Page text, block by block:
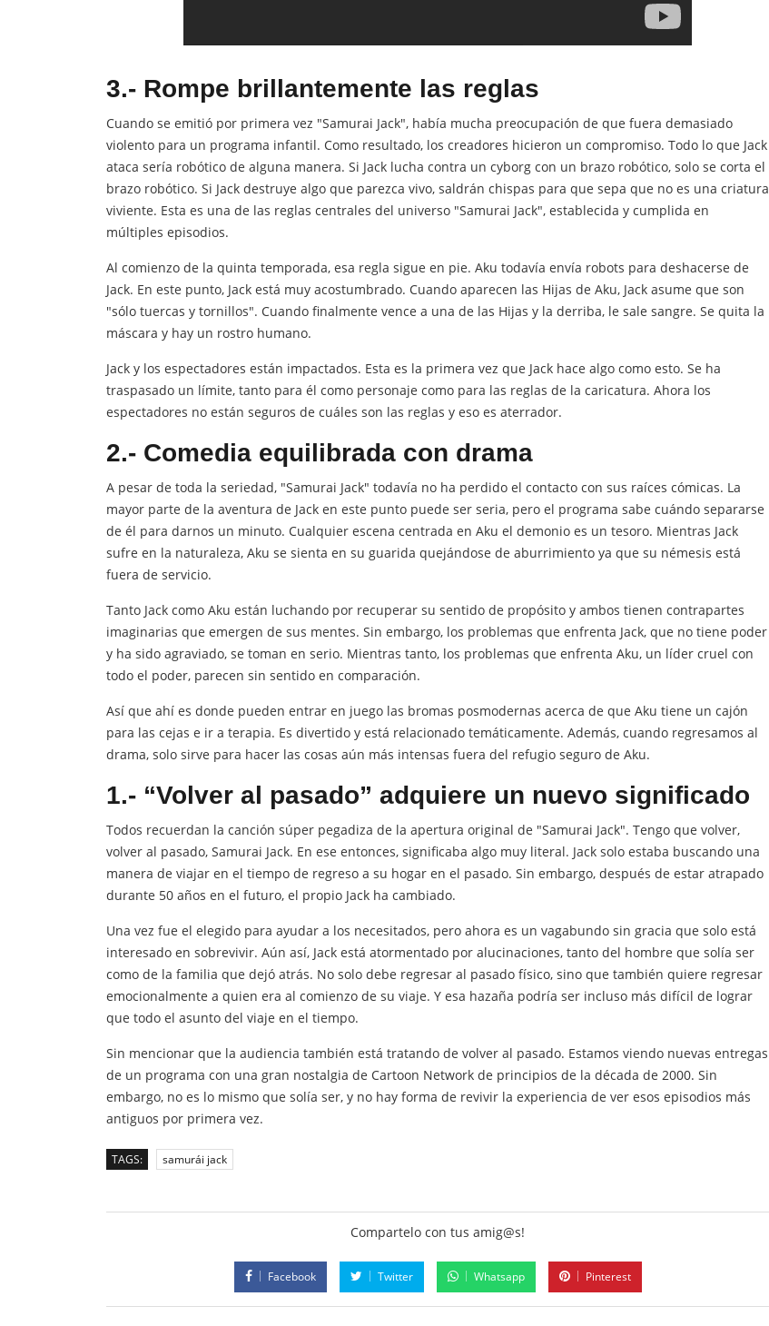
3.- Rompe brillantemente las reglas
Cuando se emitió por primera vez "Samurai Jack", había mucha preocupación de que fuera demasiado
violento para un programa infantil. Como resultado, los creadores hicieron un compromiso. Todo lo que Jack
ataca sería robótico de alguna manera. Si Jack lucha contra un cyborg con un brazo robótico, solo se corta el
brazo robótico. Si Jack destruye algo que parezca vivo, saldrán chispas para que sepa que no es una criatura
viviente. Esta es una de las reglas centrales del universo "Samurai Jack", establecida y cumplida en
múltiples episodios.
Al comienzo de la quinta temporada, esa regla sigue en pie. Aku todavía envía robots para deshacerse de
Jack. En este punto, Jack está muy acostumbrado. Cuando aparecen las Hijas de Aku, Jack asume que son
"sólo tuercas y tornillos". Cuando finalmente vence a una de las Hijas y la derriba, le sale sangre. Se quita la
máscara y hay un rostro humano.
Jack y los espectadores están impactados. Esta es la primera vez que Jack hace algo como esto. Se ha
traspasado un límite, tanto para él como personaje como para las reglas de la caricatura. Ahora los
espectadores no están seguros de cuáles son las reglas y eso es aterrador.
2.- Comedia equilibrada con drama
A pesar de toda la seriedad, "Samurai Jack" todavía no ha perdido el contacto con sus raíces cómicas. La
mayor parte de la aventura de Jack en este punto puede ser seria, pero el programa sabe cuándo separarse
de él para darnos un minuto. Cualquier escena centrada en Aku el demonio es un tesoro. Mientras Jack
sufre en la naturaleza, Aku se sienta en su guarida quejándose de aburrimiento ya que su némesis está
fuera de servicio.
Tanto Jack como Aku están luchando por recuperar su sentido de propósito y ambos tienen contrapartes
imaginarias que emergen de sus mentes. Sin embargo, los problemas que enfrenta Jack, que no tiene poder
y ha sido agraviado, se toman en serio. Mientras tanto, los problemas que enfrenta Aku, un líder cruel con
todo el poder, parecen sin sentido en comparación.
Así que ahí es donde pueden entrar en juego las bromas posmodernas acerca de que Aku tiene un cajón
para las cejas e ir a terapia. Es divertido y está relacionado temáticamente. Además, cuando regresamos al
drama, solo sirve para hacer las cosas aún más intensas fuera del refugio seguro de Aku.
1.- “Volver al pasado” adquiere un nuevo significado
Todos recuerdan la canción súper pegadiza de la apertura original de "Samurai Jack". Tengo que volver,
volver al pasado, Samurai Jack. En ese entonces, significaba algo muy literal. Jack solo estaba buscando una
manera de viajar en el tiempo de regreso a su hogar en el pasado. Sin embargo, después de estar atrapado
durante 50 años en el futuro, el propio Jack ha cambiado.
Una vez fue el elegido para ayudar a los necesitados, pero ahora es un vagabundo sin gracia que solo está
interesado en sobrevivir. Aún así, Jack está atormentado por alucinaciones, tanto del hombre que solía ser
como de la familia que dejó atrás. No solo debe regresar al pasado físico, sino que también quiere regresar
emocionalmente a quien era al comienzo de su viaje. Y esa hazaña podría ser incluso más difícil de lograr
que todo el asunto del viaje en el tiempo.
Sin mencionar que la audiencia también está tratando de volver al pasado. Estamos viendo nuevas entregas
de un programa con una gran nostalgia de Cartoon Network de principios de la década de 2000. Sin
embargo, no es lo mismo que solía ser, y no hay forma de revivir la experiencia de ver esos episodios más
antiguos por primera vez.
TAGS: samurái jack
Compartelo con tus amig@s!
Facebook Twitter Whatsapp Pinterest